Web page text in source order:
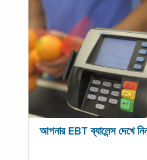
আপনার EBT ব্যালেন্স দেখে